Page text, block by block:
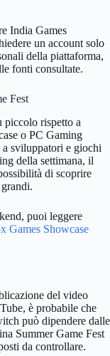
India Games
un account solo
della piattaforma,
fonti consultate.
Fest
piccolo rispetto a
o PC Gaming
a sviluppatori e giochi
della settimana, il
di scoprire
puoi leggere
Games Showcase
del video
è probabile che
può dipendere dalle
Summer Game Fest
da controllare.